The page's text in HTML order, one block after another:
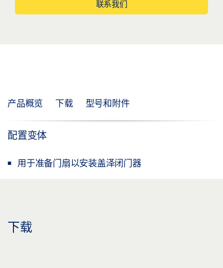
联系我们
产品概览 下载 型号和附件
配置变体
用于准备门扇以安装盖泽闭门器
下载